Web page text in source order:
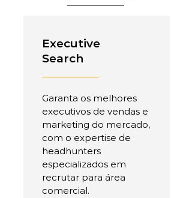
Executive
Search
Garanta os melhores
executivos de vendas e
marketing do mercado,
com o expertise de
headhunters
especializados em
recrutar para área
comercial.